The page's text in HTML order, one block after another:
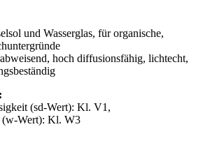
und Wasserglas, für organische,
hoch diffusionsfähig, lichtecht,
(sd-Wert): Kl. V1,
(w-Wert): Kl. W3